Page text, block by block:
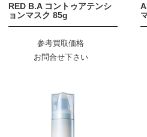
RED B.A コントゥアテンシ
ョンマスク 85g
参考買取価格
お問合せ下さい